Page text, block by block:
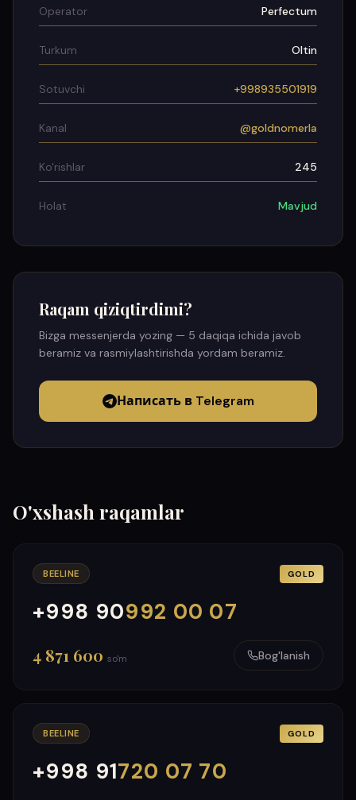
Operator Perfectum
Turkum Oltin
Sotuvchi +998935501919
Kanal @goldnomerla
Ko'rishlar 245
Holat Mavjud
Raqam qiziqtirdimi?
Bizga messenjerda yozing — 5 daqiqa ichida javob
beramiz va rasmiylashtirishda yordam beramiz.
Написать в Telegram
O'xshash raqamlar
BEELINE GOLD
+998 90992 00 07
000
999
4 871 600 so'm Bog'lanish
BEELINE GOLD
+998 91720 07 70
000
999